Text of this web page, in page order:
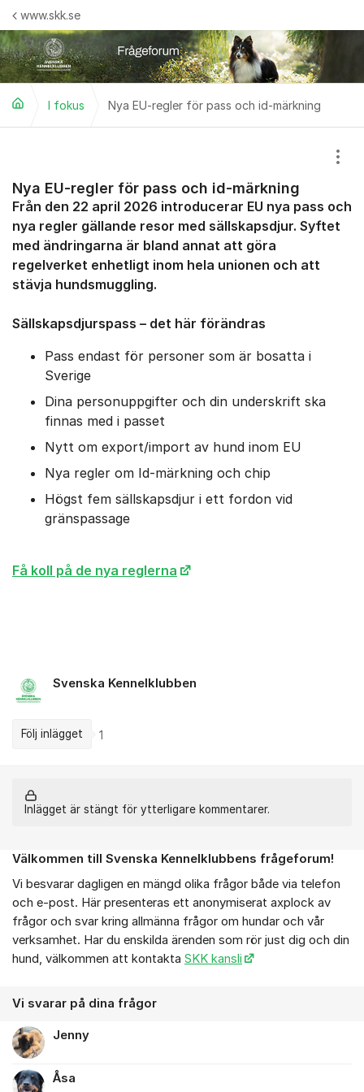
Hoppa till innehåll
www.skk.se
I fokus Nya EU‑regler för pass och id‑märkning
Nya EU‑regler för pass och id‑märkning
Från den 22 april 2026 introducerar EU nya pass och
nya regler gällande resor med sällskapsdjur. Syftet
med ändringarna är bland annat att göra
regelverket enhetligt inom hela unionen och att
stävja hundsmuggling.
Sällskapsdjurspass – det här förändras
Pass endast för personer som är bosatta i
Sverige
Dina personuppgifter och din underskrift ska
finnas med i passet
Nytt om export/import av hund inom EU
Nya regler om Id-märkning och chip
Högst fem sällskapsdjur i ett fordon vid
gränspassage
Få koll på de nya reglerna
Svenska Kennelklubben
Följ inlägget 1
Inlägget är stängt för ytterligare kommentarer.
Om forumet
Välkommen till Svenska Kennelklubbens frågeforum!
Vi besvarar dagligen en mängd olika frågor både via telefon
och e-post. Här presenteras ett anonymiserat axplock av
frågor och svar kring allmänna frågor om hundar och vår
verksamhet. Har du enskilda ärenden som rör just dig och din
hund, välkommen att kontakta SKK kansli
Vi svarar på dina frågor
Jenny
Åsa